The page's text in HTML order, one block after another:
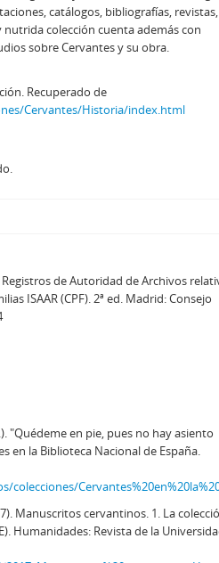
catálogos, bibliografías, revistas,
nutrida colección cuenta además con
sobre Cervantes y su obra.
Recuperado de
Cervantes/Historia/index.html
de Autoridad de Archivos
ISAAR (CPF). 2ª ed. Madrid: Consejo
"Quédeme en pie, pues no hay asiento
en la Biblioteca Nacional de España.
Manuscritos cervantinos. 1. La
Humanidades: Revista de la